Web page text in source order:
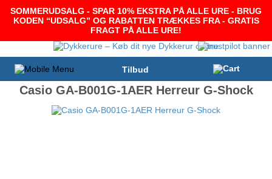
SOMMERUDSALG - SPAR 10% EKSTRA PÅ ALLE URE - BRUG
KODEN “UDSALG” OG RABATTEN TRÆKKES FRA - GRATIS
FRAGT PÅ ALLE URE!
Tilbud
Casio GA-B001G-1AER Herreur G-Shock